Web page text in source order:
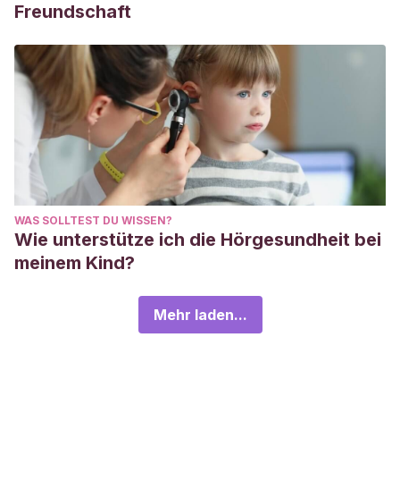
Freundschaft
WAS SOLLTEST DU WISSEN?
Wie unterstütze ich die Hörgesundheit bei
meinem Kind?
Mehr laden...